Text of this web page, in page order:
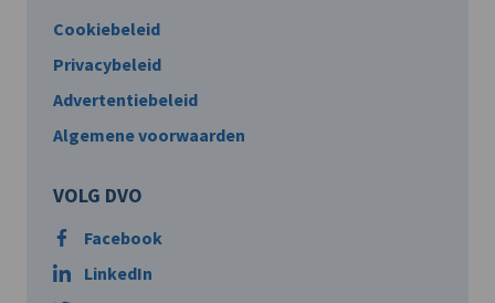
Cookiebeleid
Privacybeleid
Advertentiebeleid
Algemene voorwaarden
VOLG DVO
Facebook
LinkedIn